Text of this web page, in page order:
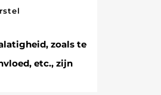
zoals te
etc., zijn